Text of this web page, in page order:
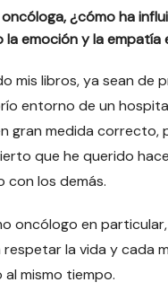
oncóloga, ¿cómo ha
emoción y la empatía
mis libros, ya sean
entorno de un
gran medida correcto,
que he querido
con los demás.
oncólogo en
la vida y cada
mismo tiempo.